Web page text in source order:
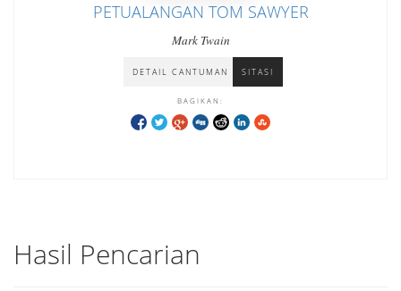
PETUALANGAN TOM SAWYER
Mark Twain
DETAIL CANTUMAN SITASI
BAGIKAN:
Hasil Pencarian